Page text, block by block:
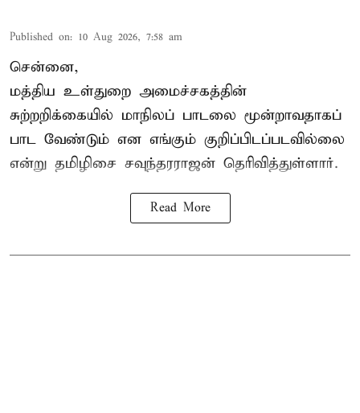
Published on: 10 Aug 2026, 7:58 am
சென்னை,
மத்திய உள்துறை அமைச்சகத்தின்
சுற்றறிக்கையில் மாநிலப் பாடலை மூன்றாவதாகப்
பாட வேண்டும் என எங்கும் குறிப்பிடப்படவில்லை
என்று தமிழிசை சவுந்தரராஜன் தெரிவித்துள்ளார்.
Read More